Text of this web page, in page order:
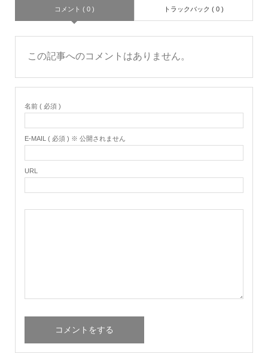
コメント ( 0 ) トラックバック ( 0 )
この記事へのコメントはありません。
名前 ( 必須 )
E-MAIL ( 必須 ) ※ 公開されません
URL